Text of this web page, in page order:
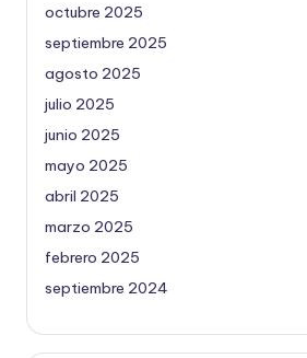
octubre 2025
septiembre 2025
agosto 2025
julio 2025
junio 2025
mayo 2025
abril 2025
marzo 2025
febrero 2025
septiembre 2024